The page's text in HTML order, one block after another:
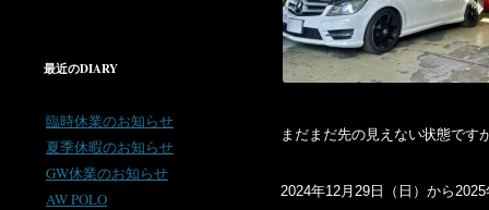
最近のDIARY
臨時休業のお知らせ
夏季休暇のお知らせ
GW休業のお知らせ
AW POLO
まだまだ先の見えない状態です
2024年12月29日（日）から